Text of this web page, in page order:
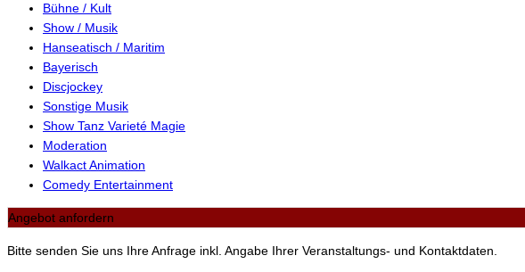
Bühne / Kult
Show / Musik
Hanseatisch / Maritim
Bayerisch
Discjockey
Sonstige Musik
Show Tanz Varieté Magie
Moderation
Walkact Animation
Comedy Entertainment
Angebot anfordern
Bitte senden Sie uns Ihre Anfrage inkl. Angabe Ihrer Veranstaltungs- und Kontaktdaten.